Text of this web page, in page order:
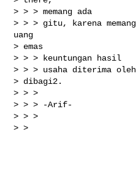
> > > memang ada
> > > gitu, karena
uang
> emas
> > > keuntungan hasil
> > > usaha diterima
> dibagi2.
> > >
> > > -Arif-
> > >
> >